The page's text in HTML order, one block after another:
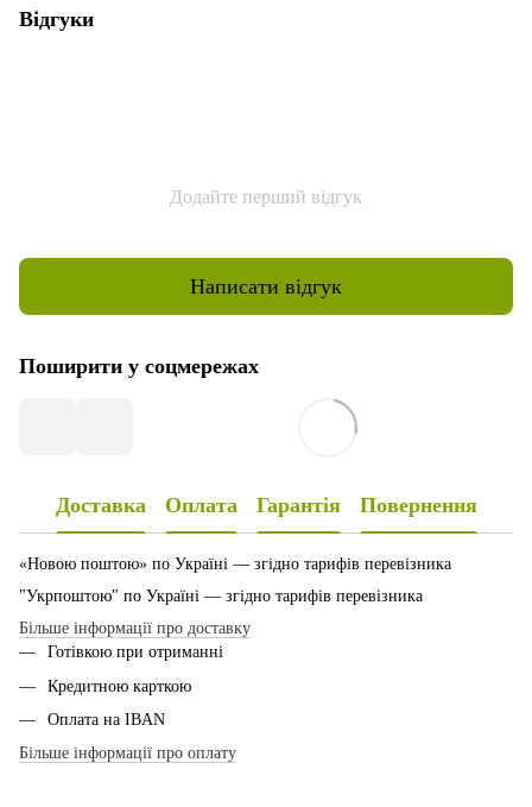
Відгуки
Додайте перший відгук
Написати відгук
Поширити у соцмережах
Доставка Оплата Гарантія Повернення
«Новою поштою» по Україні — згідно тарифів перевізника
"Укрпоштою" по Україні — згідно тарифів перевізника
Більше інформації про доставку
Готівкою при отриманні
Кредитною карткою
Оплата на IBAN
Більше інформації про оплату